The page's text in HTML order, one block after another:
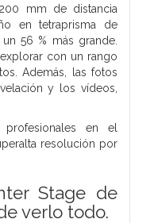
mm de distancia
en tetraprisma de
56 % más grande.
con un rango
Además, las fotos
y los vídeos,
en el
resolución por
Stage de
verlo todo.